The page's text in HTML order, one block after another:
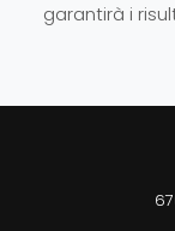
garantirà i